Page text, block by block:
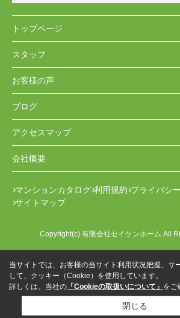
トップページ
スタッフ
お客様の声
ブログ
アクセスマップ
会社概要
マンションカタログ 利用規約 プライバシ
サイトマップ
Copyright(c) 有限会社セイケンホーム All
当サイトでは、お客様の当サイト利用状況把握、サ
して、クッキー（Cookie）を使用しています。
詳しくは、当社の 「Cookieの取扱いについて」 をご
閉じる